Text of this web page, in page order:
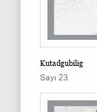
Kutadgubilig
Sayı 23